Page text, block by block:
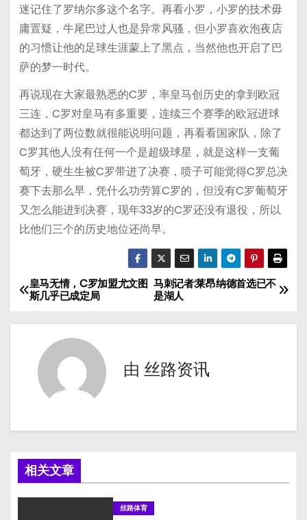
迷记住了罗纳尔多这个名字。再看小罗，小罗的技术毋
庸置疑，牛尾巴过人也是异常风骚，但小罗喜欢泡夜店
的习惯让他的足球生涯蒙上了黑点，当然他也开启了巴
萨的梦一时代。
再说现在大家最熟悉的C罗，率皇马创历史的拿到欧冠
三连，C罗对皇马有多重要，连续三个赛季的欧冠进球
都达到了两位数就很能说明问题，再看看国家队，除了
C罗其他人没有任何一个是超级球星，就是这样一支葡
萄牙，硬生生被C罗带进了决赛，喷子可能觉得C罗总决
赛下去那么早，凭什么功劳算C罗的，但没有C罗葡萄牙
又怎么能进到决赛，现年33岁的C罗还没有退役，所以
比他们三个的历史地位还尚早。
文
章
航
马刺记者:莱昂纳德首选已不
是湖人
皇马无情，C罗加盟尤文图
斯几乎已成定局
由 丝路资讯
相关文章
丝路体育